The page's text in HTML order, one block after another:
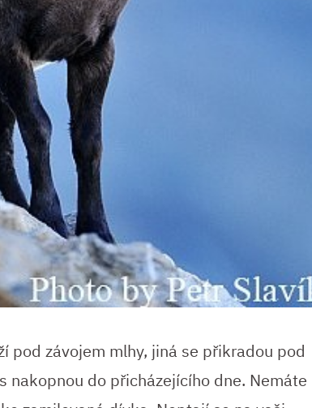
pod závojem mlhy, jiná se přikradou pod
nakopnou do přicházejícího dne. Nemáte